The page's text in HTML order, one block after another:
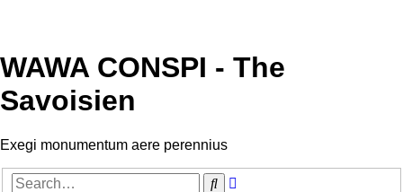
WAWA CONSPI - The
Savoisien
Exegi monumentum aere perennius
Search